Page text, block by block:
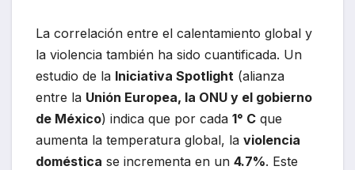
La correlación entre el calentamiento global y
la violencia también ha sido cuantificada. Un
estudio de la Iniciativa Spotlight (alianza
entre la Unión Europea, la ONU y el gobierno
de México) indica que por cada 1° C que
aumenta la temperatura global, la violencia
doméstica se incrementa en un 4.7%. Este